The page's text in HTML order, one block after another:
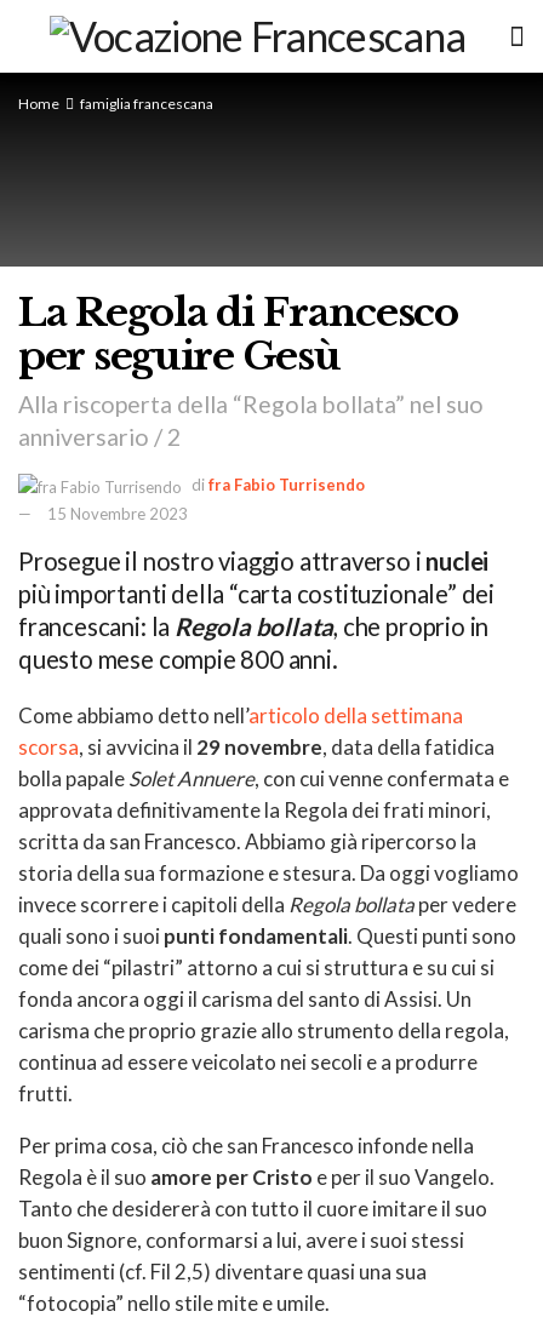
Home famiglia francescana
La Regola di Francesco
per seguire Gesù
Alla riscoperta della “Regola bollata” nel suo
anniversario / 2
difra Fabio Turrisendo
15 Novembre 2023
Prosegue il nostro viaggio attraverso i nuclei
più importanti della “carta costituzionale” dei
francescani: la Regola bollata, che proprio in
questo mese compie 800 anni.
Come abbiamo detto nell’articolo della settimana
scorsa, si avvicina il 29 novembre, data della fatidica
bolla papaleSolet Annuere, con cui venne confermata e
approvata definitivamente la Regola dei frati minori,
scritta da san Francesco. Abbiamo già ripercorso la
storia della sua formazione e stesura. Da oggi vogliamo
invece scorrere i capitoli della Regola bollataper vedere
quali sono i suoipunti fondamentali. Questi punti sono
come dei “pilastri” attorno a cui si struttura e su cui si
fonda ancora oggi il carisma del santo di Assisi. Un
carisma che proprio grazie allo strumento della regola,
continua ad essere veicolato nei secoli e a produrre
frutti.
Per prima cosa, ciò che san Francesco infonde nella
Regola è il suo amore per Cristo e per il suo Vangelo.
Tanto che desidererà con tutto il cuore imitare il suo
buon Signore, conformarsi a lui, avere i suoi stessi
sentimenti (cf. Fil 2,5) diventare quasi una sua
“fotocopia” nello stile mite e umile.